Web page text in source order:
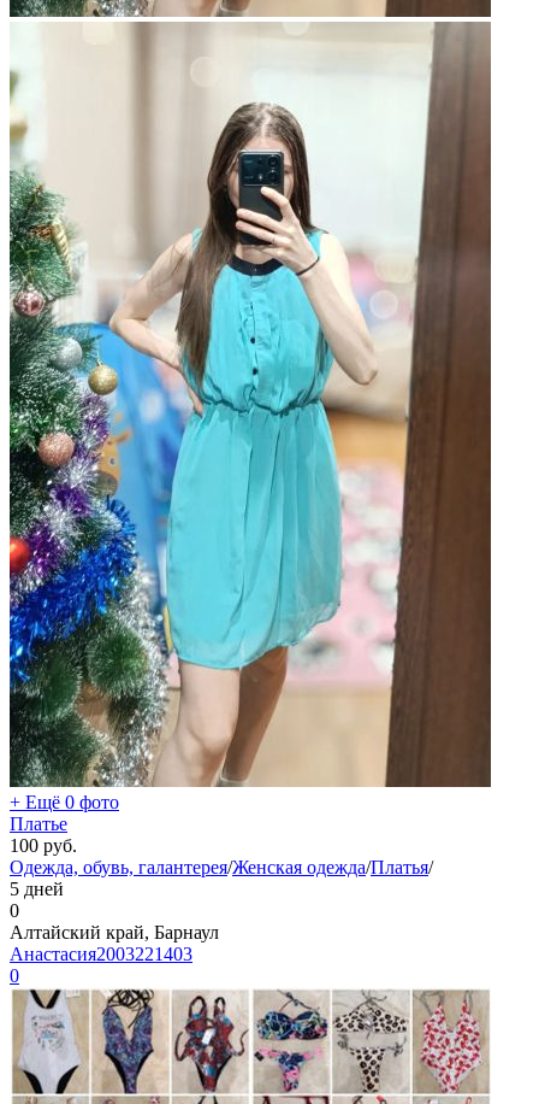
+ Ещё 0 фото
Платье
100 руб.
Одежда, обувь, галантерея/Женская одежда/Платья/
5 дней
0
Алтайский край, Барнаул
Анастасия2003221403
0